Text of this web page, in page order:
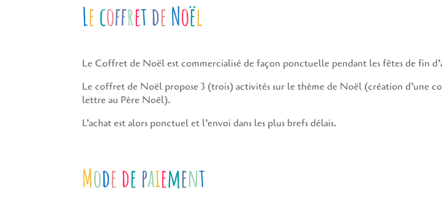
Lecofretde Noël
Le Coffret de Noël est commercialisé de façon ponctuelle pendant les fêtes de fin
Le coffret de Noël propose 3 (trois) activités sur le thème de Noël (création d’une
lettre au Père Noël).
L’achat est alors ponctuel et l’envoi dans les plus brefs délais.
Mode depaiement